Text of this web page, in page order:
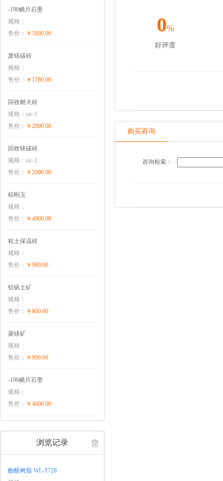
-190鳞片石墨
规格：
售价： ￥3100.00
废镁碳砖
规格：
售价： ￥1780.00
回收耐火砖
规格：sic-1
售价： ￥2000.00
回收镁碳砖
规格：sic-1
售价： ￥2000.00
棕刚玉
规格：
售价： ￥4900.00
粘土保温砖
规格：
售价： ￥960.00
铝矾土矿
规格：
售价： ￥800.00
菱镁矿
规格：
售价： ￥900.00
-196鳞片石墨
规格：
售价： ￥4600.00
浏览记录
酚醛树脂 WL-T728
0%
好评度
购买咨询
咨询检索：